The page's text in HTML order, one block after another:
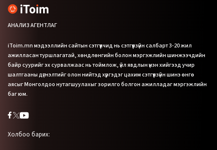
АНАЛИЗ АГЕНТЛАГ
iToim.mn мэдээллийн сайтын сэтгүүлчид нь сэтгүүлзүйн салбарт 3-20 жил
ажилласан туршлагатай, хөндлөнгийн болон мэргэжлийн шинжээчдийн
байр суурийг эх сурвалжаас нь тоймлож, үйл явдлын үнэн хийгээд учир
шалтгааны дүгнэлтийг олон нийтэд хүргэдэг цахим сэтгүүлзүйн шинэ өнгө
аясыг Монголдоо нутагшуулахыг зорилго болгон ажилладаг мэргэжлийн
баг юм.
Холбоо барих: